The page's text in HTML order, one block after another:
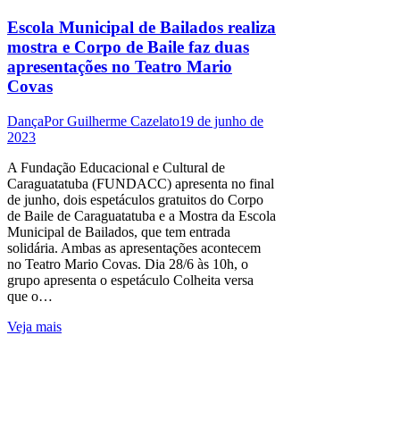
Escola Municipal de Bailados realiza
mostra e Corpo de Baile faz duas
apresentações no Teatro Mario
Covas
DançaPorGuilherme Cazelato19 de junho de
2023
A Fundação Educacional e Cultural de
Caraguatatuba (FUNDACC) apresenta no final
de junho, dois espetáculos gratuitos do Corpo
de Baile de Caraguatatuba e a Mostra da Escola
Municipal de Bailados, que tem entrada
solidária. Ambas as apresentações acontecem
no Teatro Mario Covas. Dia 28/6 às 10h, o
grupo apresenta o espetáculo Colheita versa
que o…
Veja mais